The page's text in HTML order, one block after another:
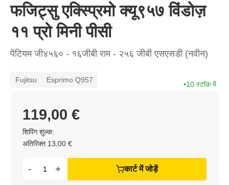
फजिट्सु एक्स्प्रिमो क्यू९५७ विंडोज़
११ प्रो मिनी पीसी
पेंटियम जी४५६० - १६जीबी राम - २५६ जीबी एसएसडी (नवीन)
Fujitsu Esprimo Q957
10 स्टॉक में
शिपिंग शुल्क:
अतिरिक्त 13,00 €
119,00 €
- + कार्ट में जोड़ें